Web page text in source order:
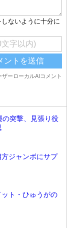
突撃、見張り役
ジャンボにサプ
ト・ひゅうがの